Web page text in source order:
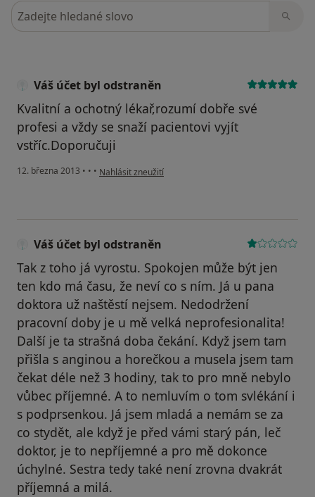
Hledejte v názorech
Váš účet byl odstraněn
Kvalitní a ochotný lékař,rozumí dobře své
profesi a vždy se snaží pacientovi vyjít
vstříc.Doporučuji
12. března 2013 • • • podle názoru uživatele Váš účet byl odstraněn
Nahlásit zneužití
Váš účet byl odstraněn
Tak z toho já vyrostu. Spokojen může být jen
ten kdo má času, že neví co s ním. Já u pana
doktora už naštěstí nejsem. Nedodržení
pracovní doby je u mě velká neprofesionalita!
Další je ta strašná doba čekání. Když jsem tam
přišla s anginou a horečkou a musela jsem tam
čekat déle než 3 hodiny, tak to pro mně nebylo
vůbec příjemné. A to nemluvím o tom svlékání i
s podprsenkou. Já jsem mladá a nemám se za
co stydět, ale když je před vámi starý pán, leč
doktor, je to nepříjemné a pro mě dokonce
úchylné. Sestra tedy také není zrovna dvakrát
příjemná a milá.